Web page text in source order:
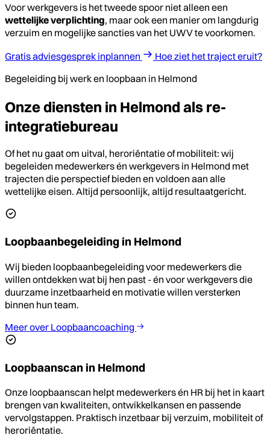
Voor werkgevers is het tweede spoor niet alleen een
wettelijke verplichting, maar ook een manier om langdurig
verzuim en mogelijke sancties van het UWV te voorkomen.
Gratis adviesgesprek inplannen
Hoe ziet het traject eruit?
Begeleiding bij werk en loopbaan in Helmond
Onze diensten in Helmond als re-
integratiebureau
Of het nu gaat om uitval, heroriëntatie of mobiliteit: wij
begeleiden medewerkers én werkgevers in Helmond met
trajecten die perspectief bieden en voldoen aan alle
wettelijke eisen. Altijd persoonlijk, altijd resultaatgericht.
Loopbaanbegeleiding in Helmond
Wij bieden loopbaanbegeleiding voor medewerkers die
willen ontdekken wat bij hen past - én voor werkgevers die
duurzame inzetbaarheid en motivatie willen versterken
binnen hun team.
Meer over Loopbaancoaching
Loopbaanscan in Helmond
Onze loopbaanscan helpt medewerkers én HR bij het in kaart
brengen van kwaliteiten, ontwikkelkansen en passende
vervolgstappen. Praktisch inzetbaar bij verzuim, mobiliteit of
heroriëntatie.